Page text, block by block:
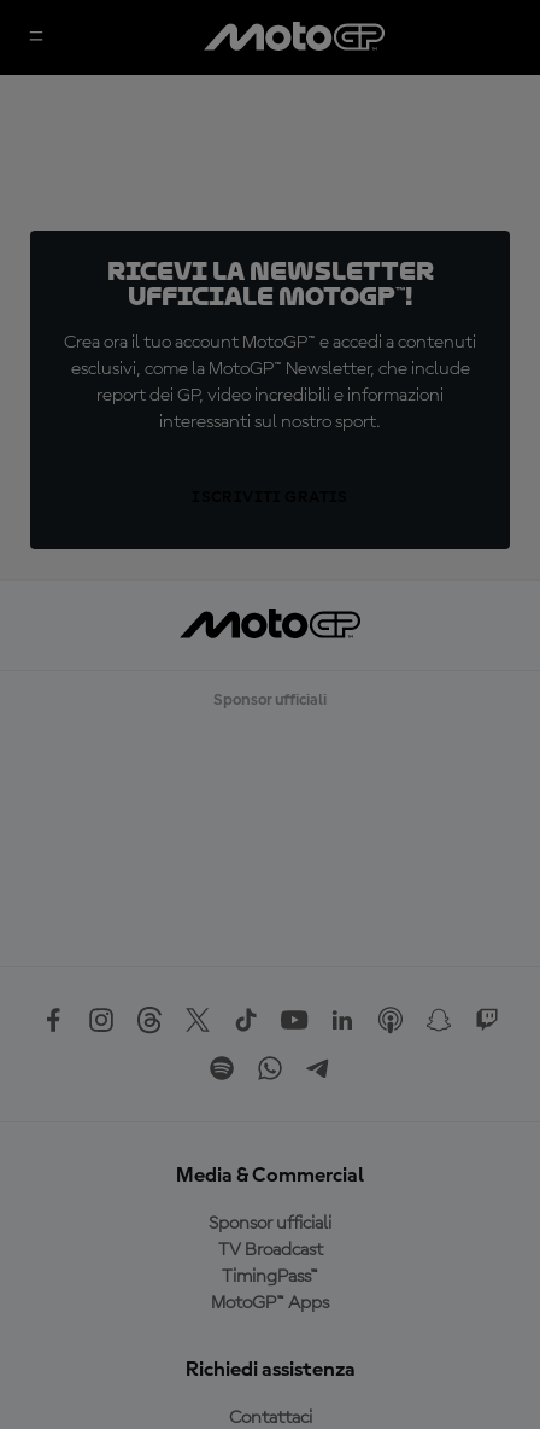
Ricevi la newsletter
ufficiale MotoGP™!
Crea ora il tuo account MotoGP™ e accedi a contenuti
esclusivi, come la MotoGP™ Newsletter, che include
report dei GP, video incredibili e informazioni
interessanti sul nostro sport.
Sponsor ufficiali
Media & Commercial
Sponsor ufficiali
TV Broadcast
TimingPass™
MotoGP™ Apps
Richiedi assistenza
Contattaci